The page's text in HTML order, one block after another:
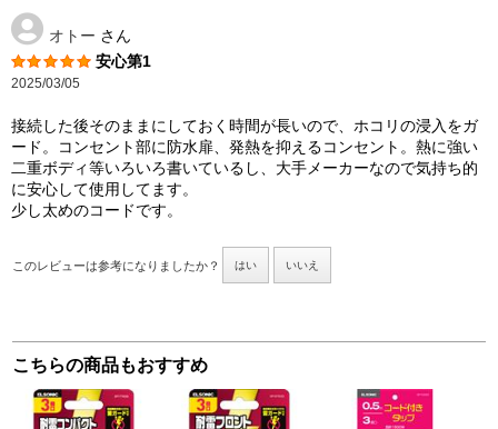
オトー さん
安心第1
2025/03/05
接続した後そのままにしておく時間が長いので、ホコリの浸入をガ
ード。コンセント部に防水扉、発熱を抑えるコンセント。熱に強い
二重ボディ等いろいろ書いているし、大手メーカーなので気持ち的
に安心して使用してます。
少し太めのコードです。
このレビューは参考になりましたか？ はい いいえ
こちらの商品もおすすめ